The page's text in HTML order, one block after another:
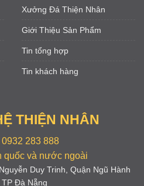
Xưởng Đá Thiện Nhân
Giới Thiệu Sản Phẩm
Tin tổng hợp
Tin khách hàng
THIỆN NHÂN
0932 283 888
quốc và nước ngoài
Duy Trinh, Quận Ngũ Hành
TP Đà Nẵng